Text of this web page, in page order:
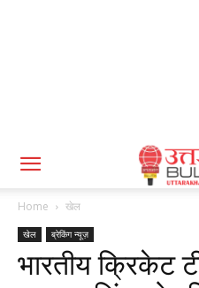
Home खेल
खेल ब्रेकिंग न्यूज़
भारतीय क्रिकेट